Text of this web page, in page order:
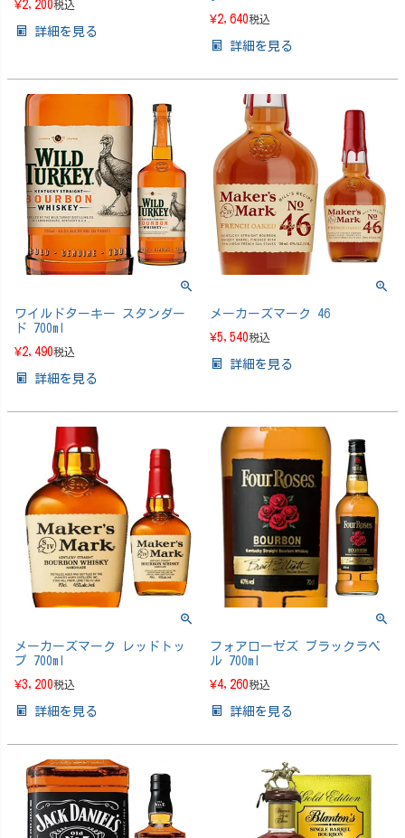
¥2,200税込
詳細を見る
¥2,640税込
詳細を見る
ワイルドターキー スタンダー
ド 700ml
¥2,490税込
詳細を見る
メーカーズマーク 46
¥5,540税込
詳細を見る
メーカーズマーク レッドトッ
プ 700ml
¥3,200税込
詳細を見る
フォアローゼズ ブラックラベ
ル 700ml
¥4,260税込
詳細を見る